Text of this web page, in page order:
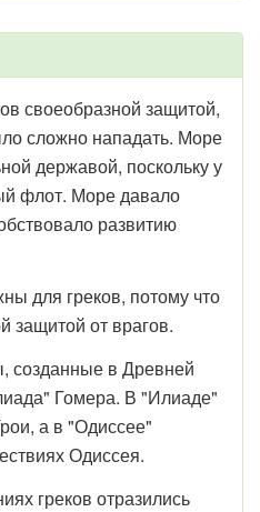
своеобразной защитой,
сложно нападать. Море
державой, поскольку у
флот. Море давало
развитию
для греков, потому что
защитой от врагов.
созданные в Древней
Гомера. В "Илиаде"
а в "Одиссее"
Одиссея.
греков отразились